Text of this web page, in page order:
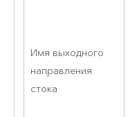
Имя выходного
направления
стока